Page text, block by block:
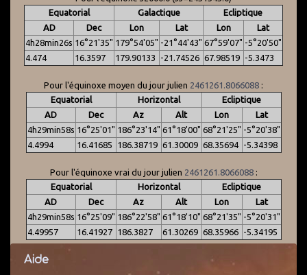
Equatorial
Galactique
Ecliptique
AD
Dec Lon Lat Lon
Lat
4h28min26s 16°21'35" 179°54'05" -21°44'43" 67°59'07" -5°20'50"
4.474
16.3597 179.90133 -21.74526 67.98519 -5.3473
Pour l'équinoxe moyen du jour julien 2461261.8066088 :
Equatorial
Horizontal
Ecliptique
AD
Dec Az Alt Lon
Lat
4h29min58s 16°25'01" 186°23'14" 61°18'00" 68°21'25" -5°20'38"
4.4994
16.41685 186.38719 61.30009 68.35694 -5.34398
Pour l'équinoxe vrai du jour julien 2461261.8066088:
Equatorial
Horizontal
Ecliptique
AD
Dec Az Alt Lon
Lat
4h29min58s 16°25'09" 186°22'58" 61°18'10" 68°21'35" -5°20'31"
4.49957
16.41927 186.3827 61.30269 68.35966 -5.34195
Aide